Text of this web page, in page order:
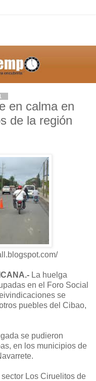
en calma en
de la región
La huelga
en el Foro Social
se
puebles del Cibao,
se pudieron
en los municipios de
Los Ciruelitos de